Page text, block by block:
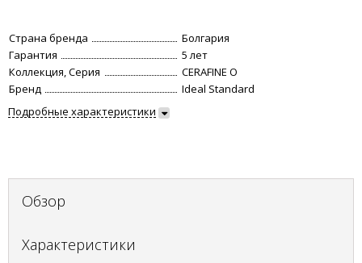
Страна бренда
Болгария
Гарантия
5 лет
Коллекция, Серия
CERAFINE O
Бренд
Ideal Standard
Подробные характеристики
Обзор
Характеристики